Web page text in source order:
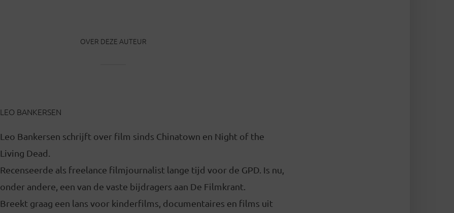
OVER DEZE AUTEUR
LEO BANKERSEN
Leo Bankersen schrijft over film sinds Chinatown en Night of the
Living Dead.
Recenseerde als freelance filmjournalist lange tijd voor de GPD. Is nu,
onder andere, een van de vaste bijdragers aan De Filmkrant.
Breekt graag een lans voor kinderfilms, documentaires en films uit